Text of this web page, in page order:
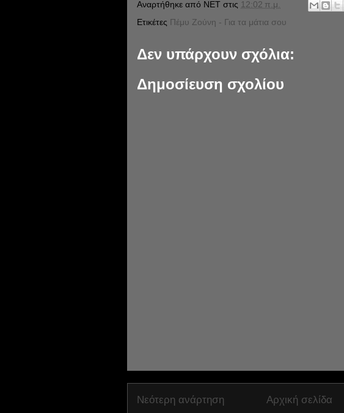
Αναρτήθηκε από NET στις 12:02 π.μ.
Ετικέτες Πέμυ Ζούνη - Για τα μάτια σου
Δεν υπάρχουν σχόλια:
Δημοσίευση σχολίου
Νεότερη ανάρτηση Αρχική σελίδα